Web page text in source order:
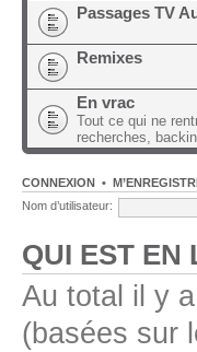
Passages TV
Remixes
En vrac
Tout ce qui ne
recherches,
CONNEXION •
Nom d’utilisateur:
QUI EST EN
Au total il y a
(basées sur